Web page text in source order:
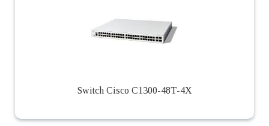
Switch Cisco C1300-48T-4X